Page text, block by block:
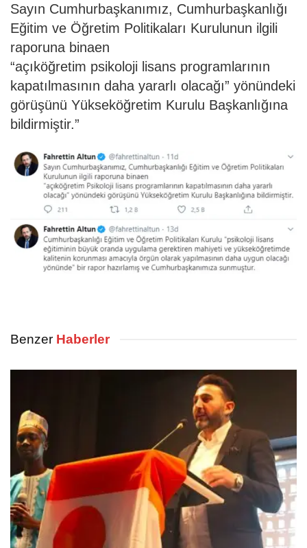
Sayın Cumhurbaşkanımız, Cumhurbaşkanlığı
Eğitim ve Öğretim Politikaları Kurulunun ilgili
raporuna binaen
“açıköğretim psikoloji lisans programlarının
kapatılmasının daha yararlı olacağı” yönündeki
görüşünü Yükseköğretim Kurulu Başkanlığına
bildirmiştir.”
Benzer Haberler